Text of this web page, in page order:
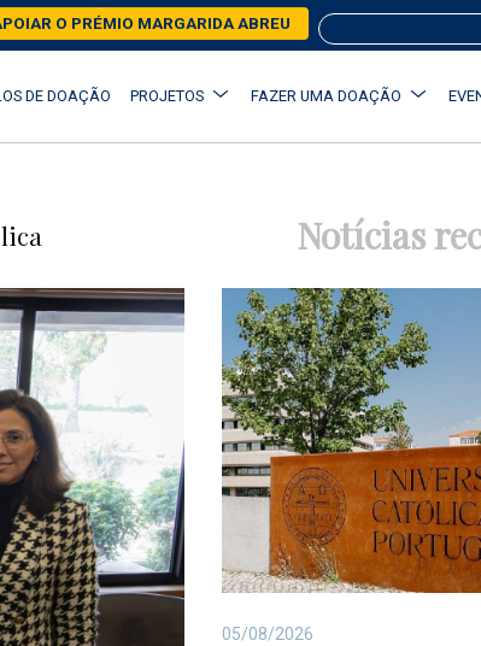
O PRÉMIO MARGARIDA ABREU
DE DOAÇÃO PROJETOS FAZER UMA DOAÇÃO
Notícias
05/08/2026